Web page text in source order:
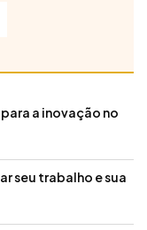
a inovação no
seu trabalho e sua